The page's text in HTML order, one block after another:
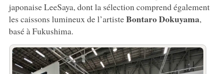
japonaise LeeSaya, dont la sélection comprend également
les caissons lumineux de l’artisteBontaro Dokuyama,
basé à Fukushima.